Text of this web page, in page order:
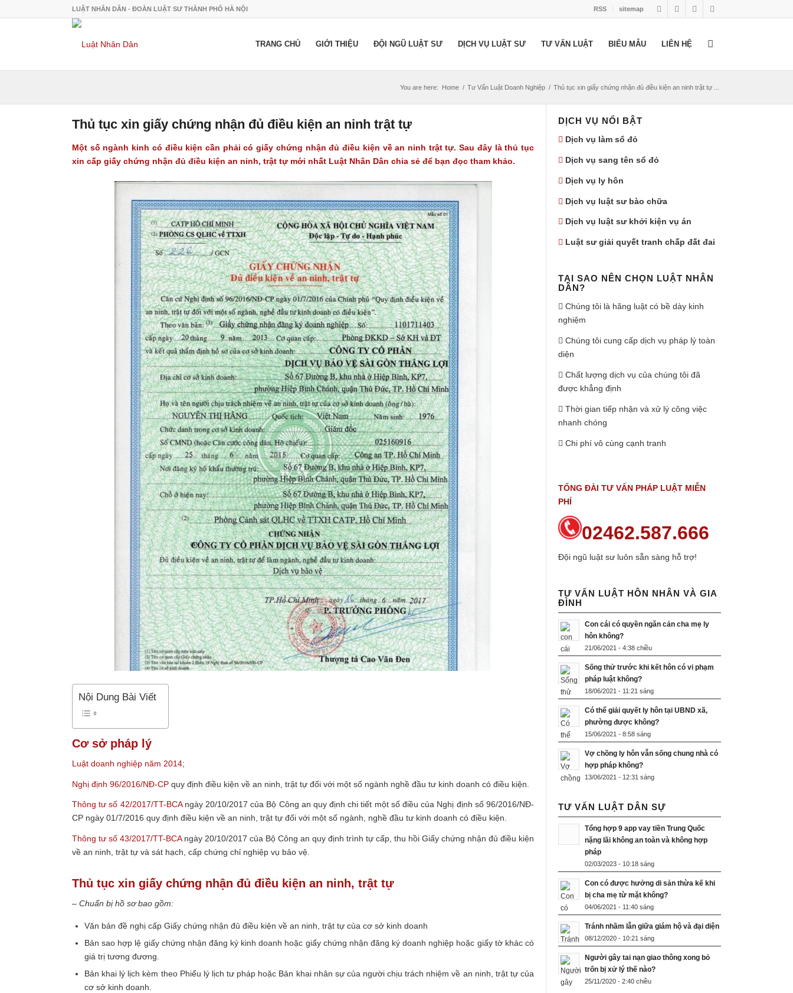
RSS sitemap
LUẬT NHÂN DÂN - ĐOÀN LUẬT SƯ THÀNH PHỐ HÀ NỘI
TRANG CHỦ GIỚI THIỆU ĐỘI NGŨ LUẬT SƯ DỊCH VỤ LUẬT SƯ TƯ VẤN LUẬT BIỂU MẪU LIÊN HỆ
You are here: Home / Tư Vấn Luật Doanh Nghiệp / Thủ tục xin giấy chứng nhận đủ điều kiện an ninh trật tự ...
Thủ tục xin giấy chứng nhận đủ điều kiện an ninh trật tự
Một số ngành kinh có điều kiện cần phải có giấy chứng nhận đủ điều kiện về an ninh trật tự. Sau đây là thủ tục
xin cấp giấy chứng nhận đủ điều kiện an ninh, trật tự mới nhất Luật Nhân Dân chia sẻ để bạn đọc tham khảo.
Nội Dung Bài Viết
Cơ sở pháp lý
Luật doanh nghiệp năm 2014;
Nghị định 96/2016/NĐ-CP quy định điều kiện về an ninh, trật tự đối với một số ngành nghề đầu tư kinh doanh có điều kiện.
Thông tư số 42/2017/TT-BCAngày 20/10/2017 của Bộ Công an quy định chi tiết một số điều của Nghị định số 96/2016/NĐ-
CP ngày 01/7/2016 quy định điều kiện về an ninh, trật tự đối với một số ngành, nghề đầu tư kinh doanh có điều kiện.
Thông tư số 43/2017/TT-BCAngày 20/10/2017 của Bộ Công an quy định trình tự cấp, thu hồi Giấy chứng nhận đủ điều kiện
về an ninh, trật tự và sát hạch, cấp chứng chỉ nghiệp vụ bảo vệ.
Thủ tục xin giấy chứng nhận đủ điều kiện an ninh, trật tự
– Chuẩn bị hồ sơ bao gồm:
Văn bản đề nghị cấp Giấy chứng nhận đủ điều kiện về an ninh, trật tự của cơ sở kinh doanh
Bản sao hợp lệ giấy chứng nhận đăng ký kinh doanh hoặc giấy chứng nhận đăng ký doanh nghiệp hoặc giấy tờ khác có
giá trị tương đương.
Bản khai lý lịch kèm theo Phiếu lý lịch tư pháp hoặc Bản khai nhân sự của người chịu trách nhiệm về an ninh, trật tự của
cơ sở kinh doanh.
DỊCH VỤ NỔI BẬT
Dịch vụ làm sổ đỏ
Dịch vụ sang tên sổ đỏ
Dịch vụ ly hôn
Dịch vụ luật sư bào chữa
Dịch vụ luật sư khởi kiện vụ án
Luật sư giải quyết tranh chấp đất đai
TẠI SAO NÊN CHỌN LUẬT NHÂN
DÂN?
Chúng tôi là hãng luật có bề dày kinh
nghiệm
Chúng tôi cung cấp dịch vụ pháp lý toàn
diện
Chất lượng dịch vụ của chúng tôi đã
được khẳng định
Thời gian tiếp nhận và xử lý công việc
nhanh chóng
Chi phí vô cùng cạnh tranh
TỔNG ĐÀI TƯ VẤN PHÁP LUẬT MIỄN
PHÍ
02462.587.666
Đội ngũ luật sư luôn sẵn sàng hỗ trợ!
TƯ VẤN LUẬT HÔN NHÂN VÀ GIA
ĐÌNH
Con cái có quyền ngăn cản cha mẹ ly
hôn không?
21/06/2021 - 4:38 chiều
Sống thử trước khi kết hôn có vi phạm
pháp luật không?
18/06/2021 - 11:21 sáng
Có thể giải quyết ly hôn tại UBND xã,
phường được không?
15/06/2021 - 8:58 sáng
Vợ chồng ly hôn vẫn sống chung nhà có
hợp pháp không?
13/06/2021 - 12:31 sáng
TƯ VẤN LUẬT DÂN SỰ
Tổng hợp 9 app vay tiền Trung Quốc
nặng lãi không an toàn và không hợp
pháp
02/03/2023 - 10:18 sáng
Con có được hưởng di sản thừa kế khi
bị cha mẹ từ mặt không?
04/06/2021 - 11:40 sáng
Tránh nhầm lẫn giữa giám hộ và đại diện
08/12/2020 - 10:21 sáng
Người gây tai nạn giao thông xong bỏ
trốn bị xử lý thế nào?
25/11/2020 - 2:40 chiều